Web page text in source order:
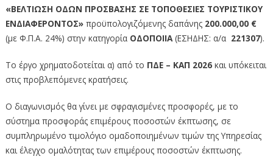
«ΒΕΛΤΙΩΣΗ ΟΔΩΝ ΠΡΟΣΒΑΣΗΣ ΣΕ ΤΟΠΟΘΕΣΙΕΣ ΤΟΥΡΙΣΤΙΚΟΥ
ΕΝΔΙΑΦΕΡΟΝΤΟΣ» προϋπολογιζόμενης δαπάνης 200.000,00 €
(με Φ.Π.Α. 24%) στην κατηγορία ΟΔΟΠΟΙΙΑ(ΕΣΗΔΗΣ: α/α 221307).
Το έργο χρηματοδοτείται α) από το ΠΔΕ – ΚΑΠ 2026 και υπόκειται
στις προβλεπόμενες κρατήσεις.
Ο διαγωνισμός θα γίνει με σφραγισμένες προσφορές, με το
σύστημα προσφοράς επιμέρους ποσοστών έκπτωσης, σε
συμπληρωμένο τιμολόγιο ομαδοποιημένων τιμών της Υπηρεσίας
και έλεγχο ομαλότητας των επιμέρους ποσοστών έκπτωσης.